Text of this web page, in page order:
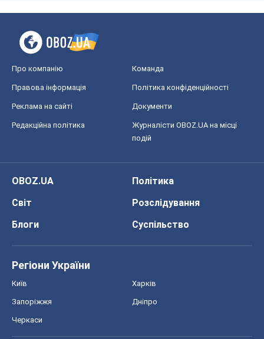
Про компанію Команда
Правова інформація Політика конфіденційності
Реклама на сайті Документи
Редакційна політика
Журналісти OBOZ.UA на місці
подій
OBOZ.UA
Політика
Світ
Розслідування
Блоги
Суспільство
Регіони України
Київ Харків
Запоріжжя Дніпро
Черкаси